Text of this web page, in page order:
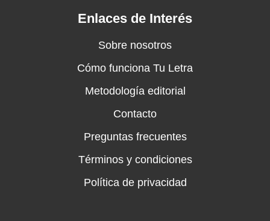
Enlaces de Interés
Sobre nosotros
Cómo funciona Tu Letra
Metodología editorial
Contacto
Preguntas frecuentes
Términos y condiciones
Política de privacidad